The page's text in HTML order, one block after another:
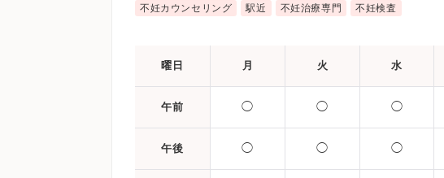
不妊カウンセリング
駅近 不妊治療専門 不妊検査
曜日 月 火 水
午前 ◯ ◯ ◯
午後 ◯ ◯ ◯